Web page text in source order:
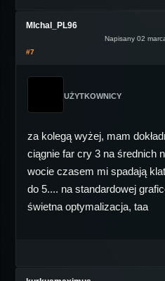
MIchal_PL96
Napisany 02
#7
UŻYTKOWNICY
za kolegą wyżej, mam
ciągnie far cry 3 na średnich
wocie czasem mi spadają
do 5.... na standardowej
świetna optymalizacja, taa